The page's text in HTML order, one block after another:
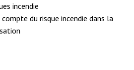
incendie
compte du risque incendie dans la